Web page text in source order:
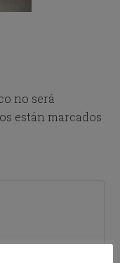
no será
están marcados